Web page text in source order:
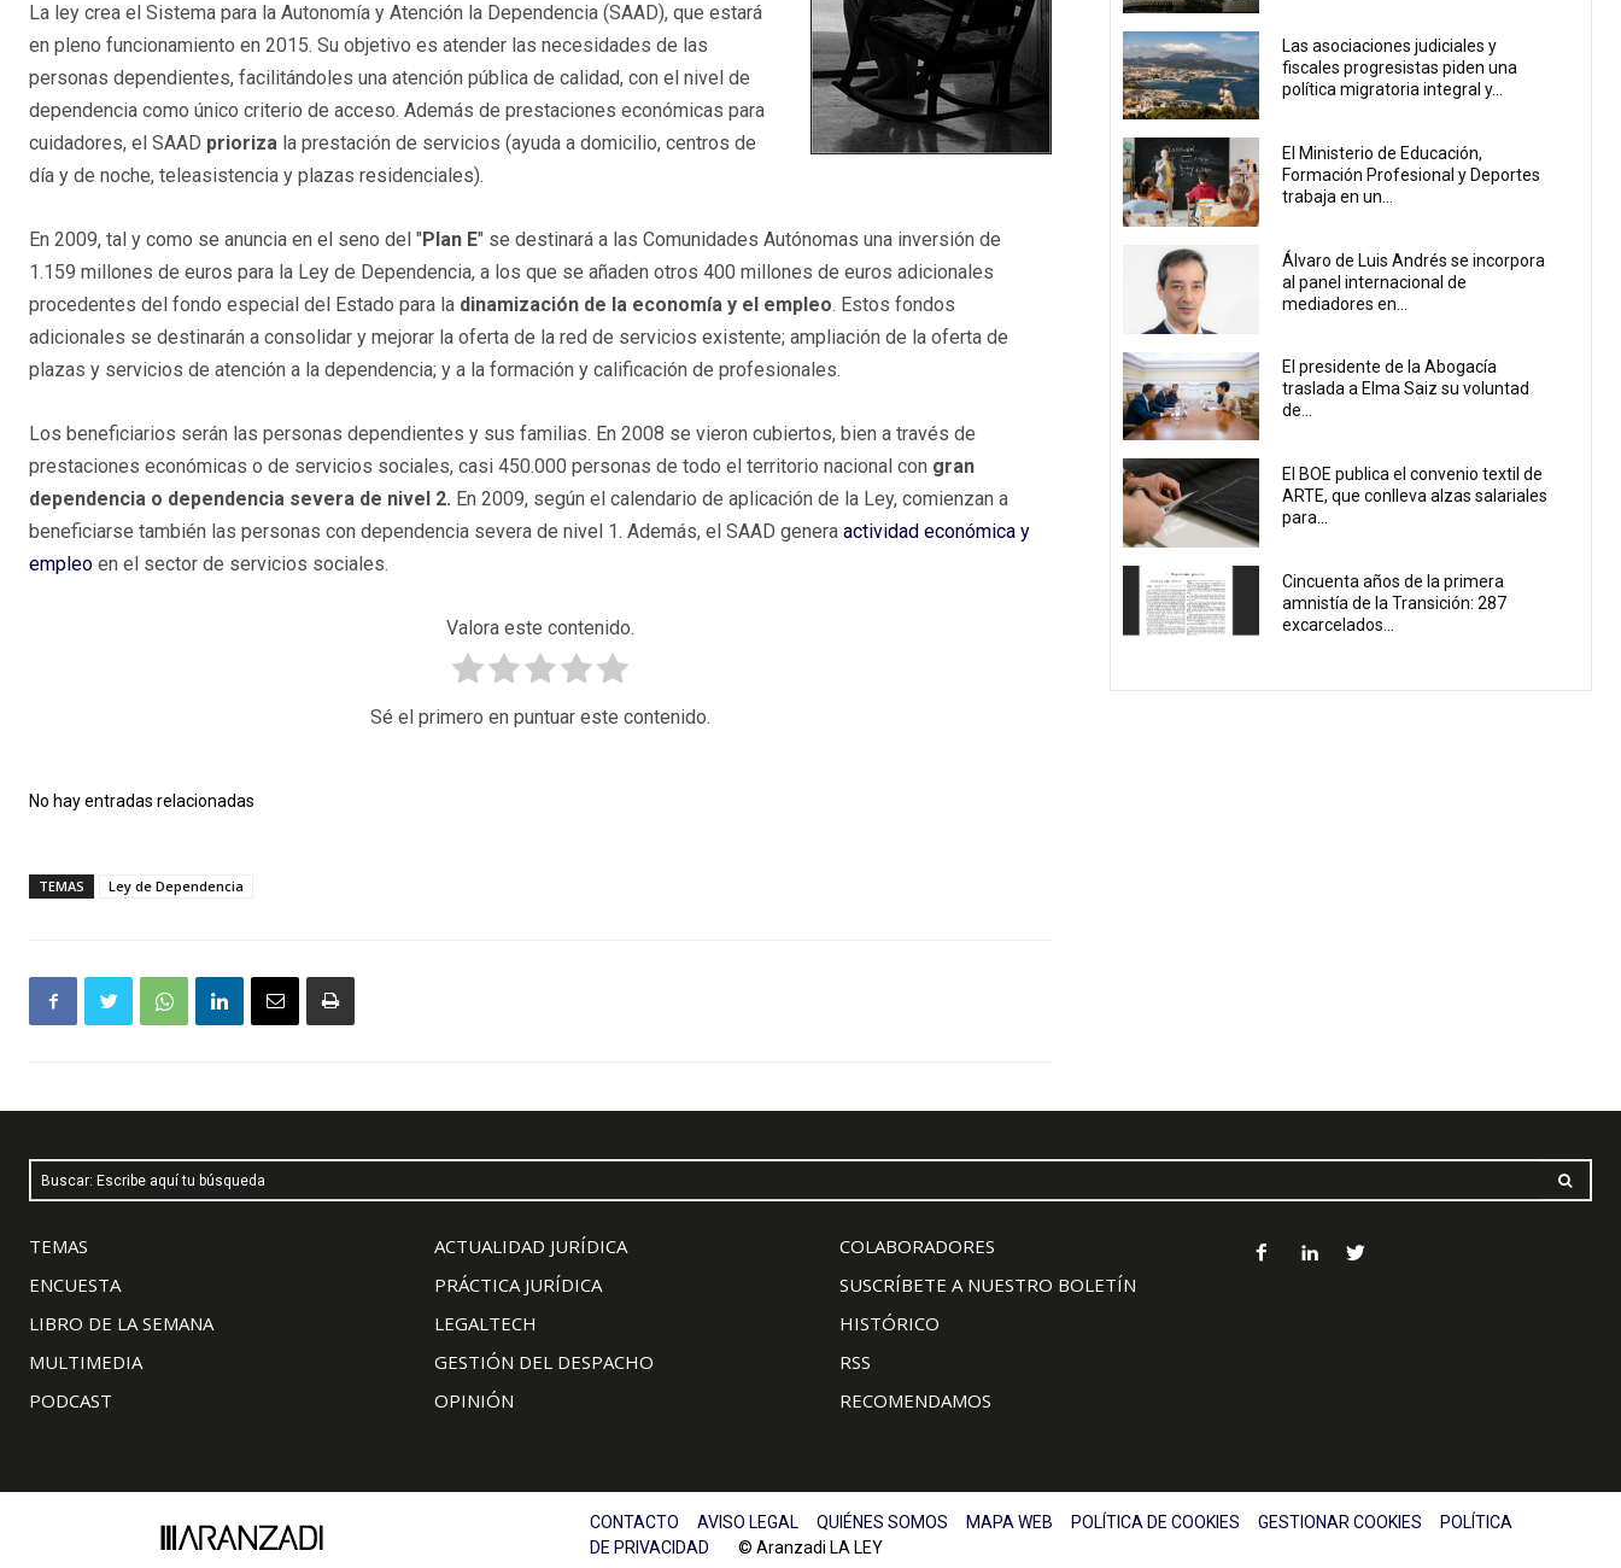
La ley crea el Sistema para la Autonomía y Atención la Dependencia (SAAD), que estará
en pleno funcionamiento en 2015. Su objetivo es atender las necesidades de las
personas dependientes, facilitándoles una atención pública de calidad, con el nivel de
dependencia como único criterio de acceso. Además de prestaciones económicas para
cuidadores, el SAAD prioriza la prestación de servicios (ayuda a domicilio, centros de
día y de noche, teleasistencia y plazas residenciales).
En 2009, tal y como se anuncia en el seno del " Plan E" se destinará a las Comunidades Autónomas una inversión de
1.159 millones de euros para la Ley de Dependencia, a los que se añaden otros 400 millones de euros adicionales
procedentes del fondo especial del Estado para la dinamización de la economía y el empleo. Estos fondos
adicionales se destinarán a consolidar y mejorar la oferta de la red de servicios existente; ampliación de la oferta de
plazas y servicios de atención a la dependencia; y a la formación y calificación de profesionales.
Los beneficiarios serán las personas dependientes y sus familias. En 2008 se vieron cubiertos, bien a través de
prestaciones económicas o de servicios sociales, casi 450.000 personas de todo el territorio nacional con gran
dependencia o dependencia severa de nivel 2. En 2009, según el calendario de aplicación de la Ley, comienzan a
beneficiarse también las personas con dependencia severa de nivel 1. Además, el SAAD genera actividad económica y
empleo en el sector de servicios sociales.
Valora este contenido.
Sé el primero en puntuar este contenido.
No hay entradas relacionadas
TEMAS Ley de Dependencia
Las asociaciones judiciales y
fiscales progresistas piden una
política migratoria integral y...
El Ministerio de Educación,
Formación Profesional y Deportes
trabaja en un...
Álvaro de Luis Andrés se incorpora
al panel internacional de
mediadores en...
El presidente de la Abogacía
traslada a Elma Saiz su voluntad
de...
El BOE publica el convenio textil de
ARTE, que conlleva alzas salariales
para...
Cincuenta años de la primera
amnistía de la Transición: 287
excarcelados...
Buscar: Escribe aquí tu búsqueda
TEMAS
ENCUESTA
LIBRO DE LA SEMANA
MULTIMEDIA
PODCAST
ACTUALIDAD JURÍDICA
PRÁCTICA JURÍDICA
LEGALTECH
GESTIÓN DEL DESPACHO
OPINIÓN
COLABORADORES
SUSCRÍBETE A NUESTRO BOLETÍN
HISTÓRICO
RSS
RECOMENDAMOS
CONTACTO AVISO LEGAL QUIÉNES SOMOS MAPA WEB POLÍTICA DE COOKIES GESTIONAR COOKIES
POLÍTICA
DE PRIVACIDAD © Aranzadi LA LEY